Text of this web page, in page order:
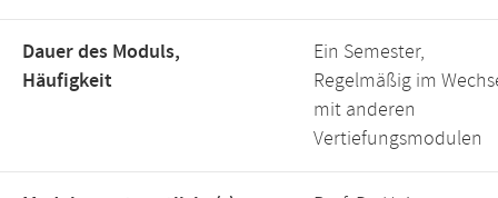
Dauer des Moduls,
Häufigkeit
Ein Semester,
Regelmäßig im
mit anderen
Vertiefungsmodulen